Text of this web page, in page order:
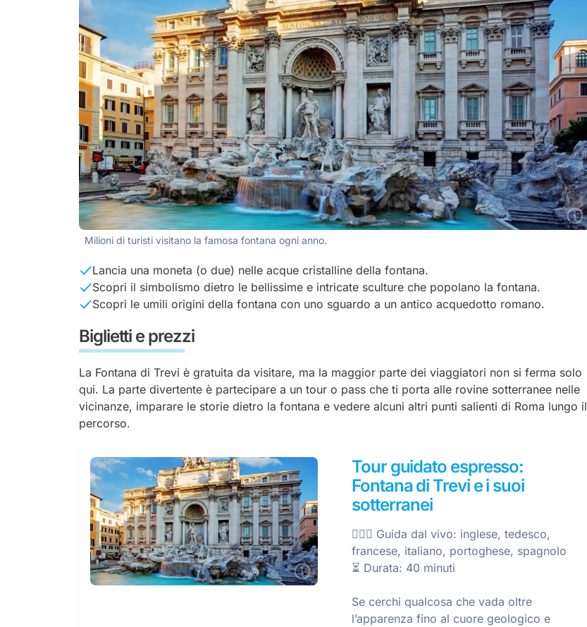
Milioni di turisti visitano la famosa fontana ogni anno.
Lancia una moneta (o due) nelle acque cristalline della fontana.
Scopri il simbolismo dietro le bellissime e intricate sculture che popolano la fontana.
Scopri le umili origini della fontana con uno sguardo a un antico acquedotto romano.
Biglietti e prezzi
La Fontana di Trevi è gratuita da visitare, ma la maggior parte dei viaggiatori non si ferma solo
qui. La parte divertente è partecipare a un tour o pass che ti porta alle rovine sotterranee nelle
vicinanze, imparare le storie dietro la fontana e vedere alcuni altri punti salienti di Roma lungo il
percorso.
Tour guidato espresso:
Fontana di Trevi e i suoi
sotterranei
🕵🏼‍♀️ Guida dal vivo: inglese, tedesco,
francese, italiano, portoghese, spagnolo
⏳ Durata: 40 minuti
Se cerchi qualcosa che vada oltre
l’apparenza fino al cuore geologico e